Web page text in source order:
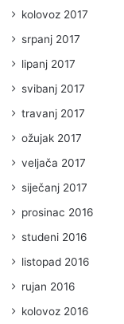
kolovoz 2017
srpanj 2017
lipanj 2017
svibanj 2017
travanj 2017
ožujak 2017
veljača 2017
siječanj 2017
prosinac 2016
studeni 2016
listopad 2016
rujan 2016
kolovoz 2016